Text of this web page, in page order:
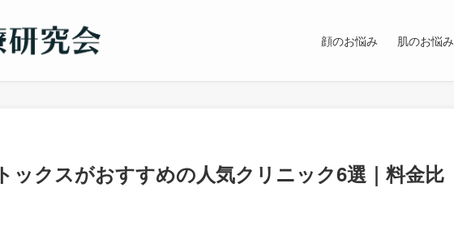
顔のお悩み 肌のお悩み
ックスがおすすめの人気クリニック6選｜料金比